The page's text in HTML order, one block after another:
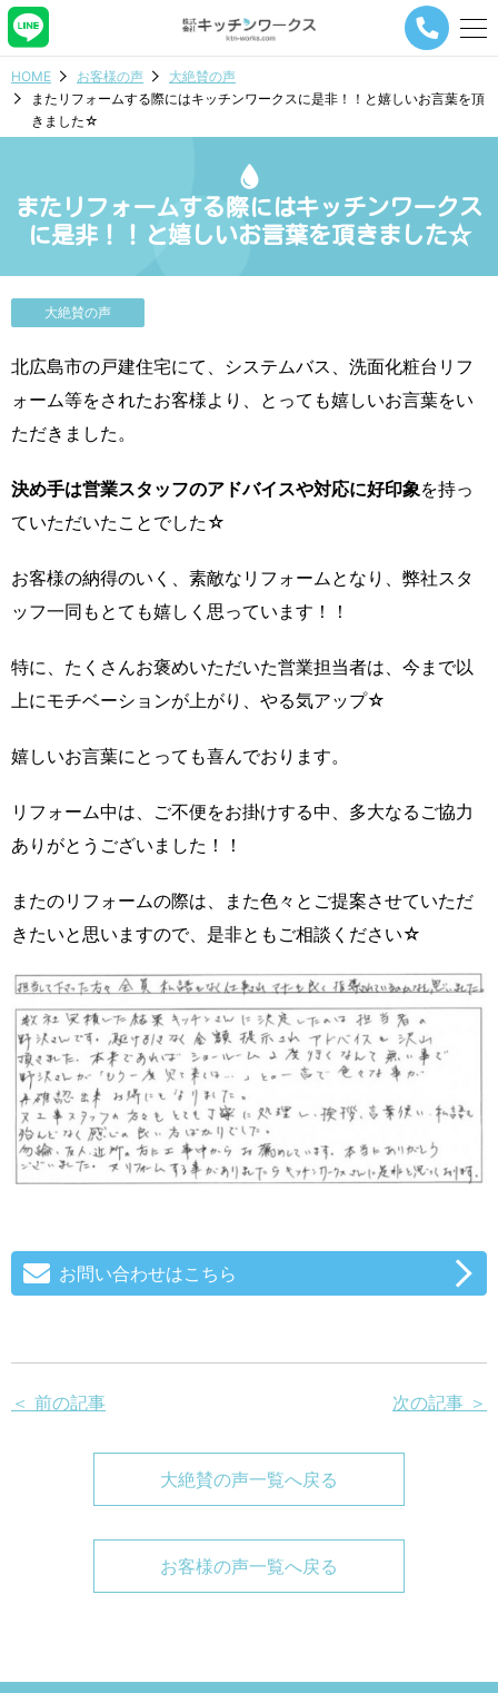
メ
ー
ビ
シ
ョ
タ
HOME お客様の声
大絶賛の声
またリフォームする際にはキッチンワークスに是非！！と嬉しいお言葉を頂
きました☆
またリフォームする際にはキッチンワークス
に是非！！と嬉しいお言葉を頂きました☆
大絶賛の声
北広島市の戸建住宅にて、システムバス、洗面化粧台リフ
ォーム等をされたお客様より、とっても嬉しいお言葉をい
ただきました。
決め手は営業スタッフのアドバイスや対応に好印象を持っ
ていただいたことでした☆
お客様の納得のいく、素敵なリフォームとなり、弊社スタ
ッフ一同もとても嬉しく思っています！！
特に、たくさんお褒めいただいた営業担当者は、今まで以
上にモチベーションが上がり、やる気アップ☆
嬉しいお言葉にとっても喜んでおります。
リフォーム中は、ご不便をお掛けする中、多大なるご協力
ありがとうございました！！
またのリフォームの際は、また色々とご提案させていただ
きたいと思いますので、是非ともご相談ください☆
お問い合わせはこちら
＜ 前の記事 次の記事 ＞
大絶賛の声一覧へ戻る
お客様の声一覧へ戻る